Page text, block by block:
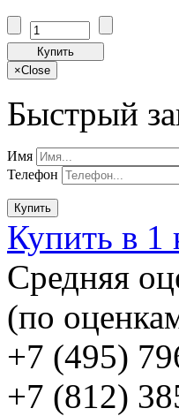
Купить
×Close
Быстрый
Имя
Телефон
Купить
Купить в 1
Cредняя
(по
+7 (495)
+7 (812)